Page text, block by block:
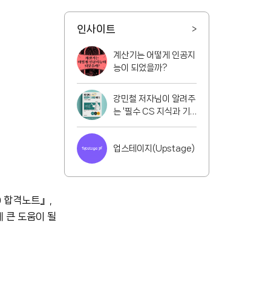
격노트』,
큰 도움이 될
인사이트 >
계산기는 어떻게 인공지
능이 되었을까?
강민철 저자님이 알려주
는 '필수 CS 지식과 기
업스테이지(Upstage)